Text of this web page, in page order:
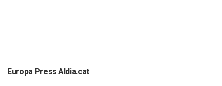
Europa Press Aldia.cat